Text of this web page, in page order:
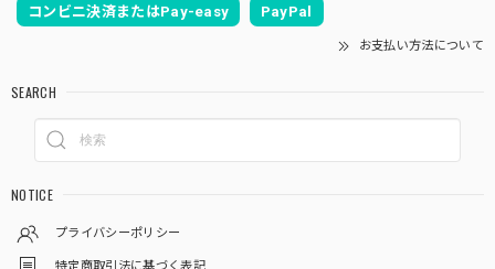
コンビニ決済またはPay-easy PayPal
お支払い方法について
SEARCH
NOTICE
プライバシーポリシー
特定商取引法に基づく表記